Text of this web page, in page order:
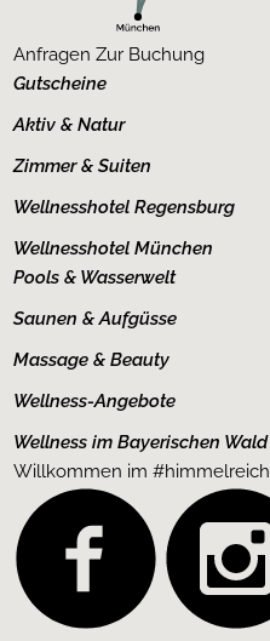
AnfragenZur Buchung
Gutscheine
Aktiv & Natur
Zimmer & Suiten
Wellnesshotel Regensburg
Wellnesshotel München
Pools & Wasserwelt
Saunen & Aufgüsse
Massage & Beauty
Wellness-Angebote
Wellness im Bayerischen Wald
Willkommen im#himmelreich